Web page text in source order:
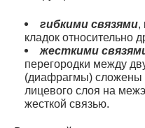
гибкими связями,
кладок относительно
жесткими
перегородки между
(диафрагмы) сложены
лицевого слоя на
жесткой связью.